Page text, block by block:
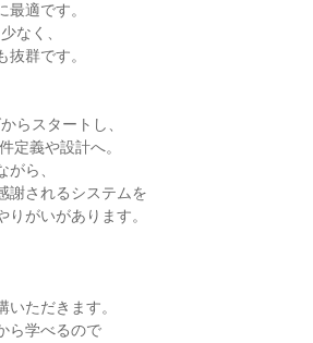
適です。
なく、
抜群です。
らスタートし、
定義や設計へ。
ら、
謝されるシステムを
りがいがあります。
ただきます。
ら学べるので